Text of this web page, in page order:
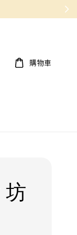
購物車